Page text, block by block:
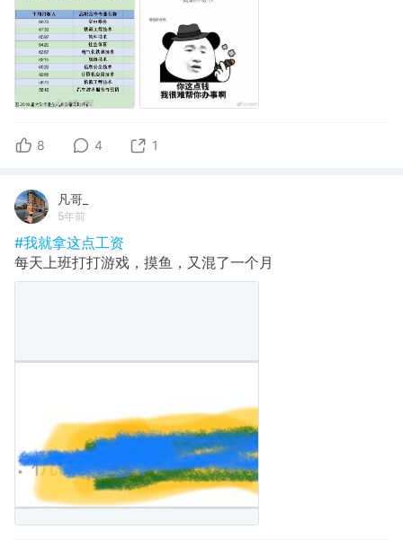
8 4 1
凡哥_
5年前
#我就拿这点工资
每天上班打打游戏，摸鱼，又混了一个月